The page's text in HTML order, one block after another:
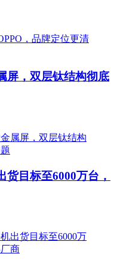
屏，双层钛结构彻底
货目标至6000万台，